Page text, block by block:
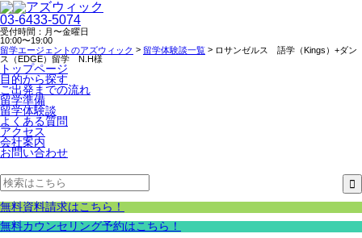
03-6433-5074
受付時間：月〜金曜日
10:00〜19:00
留学エージェントのアズウィック > 留学体験談一覧 > ロサンゼルス 語学（Kings）+ダン
ス（EDGE）留学 N.H様
トップページ
目的から探す
ご出発までの流れ
留学準備
留学体験談
よくある質問
アクセス
会社案内
お問い合わせ
無料資料請求はこちら！
無料カウンセリング予約はこちら！